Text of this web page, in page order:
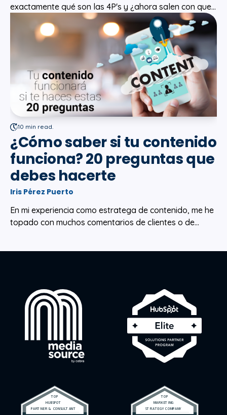
exactamente qué son las 4P's y ¿ahora salen con que...
10 min read.
¿Cómo saber si tu contenido
funciona? 20 preguntas que
debes hacerte
Iris Pérez Puerto
En mi experiencia como estratega de contenido, me he
topado con muchos comentarios de clientes o de...